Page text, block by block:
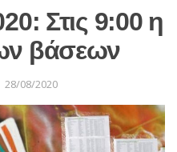
Στις 9:00 η
βάσεων
28/08/2020